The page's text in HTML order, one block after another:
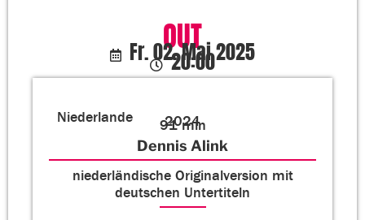
OUT
Fr. 02. Mai 2025
20:00
Niederlande 2024
91 min
Dennis Alink
niederländische Originalversion mit
deutschen Untertiteln